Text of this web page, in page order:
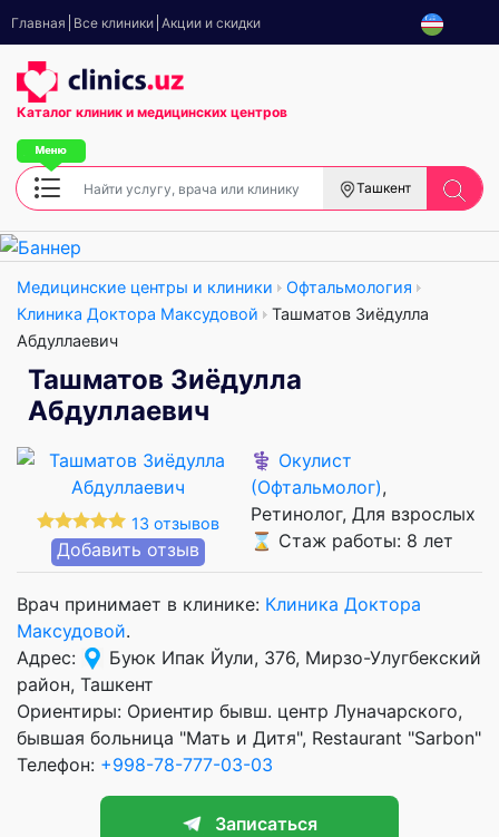
Главная Все клиники Акции и скидки
Каталог клиник и медицинских центров
Ташкент
Медицинские центры и клиники
Офтальмология
Клиника Доктора Максудовой
Ташматов Зиёдулла
Абдуллаевич
Ташматов Зиёдулла
Абдуллаевич
13 отзывов
Добавить отзыв
⚕️ Окулист
(Офтальмолог),
Ретинолог, Для взрослых
⌛ Стаж работы: 8 лет
Врач принимает в клинике: Клиника Доктора
Максудовой.
Адрес:
Буюк Ипак Йули, 376, Мирзо-Улугбекский
район, Ташкент
Ориентиры: Ориентир бывш. центр Луначарского,
бывшая больница "Мать и Дитя", Restaurant "Sarbon"
Телефон: +998-78-777-03-03
Записаться